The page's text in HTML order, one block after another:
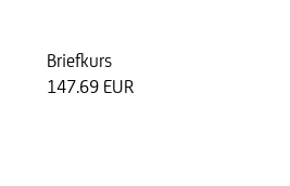
Briefkurs
147.69 EUR